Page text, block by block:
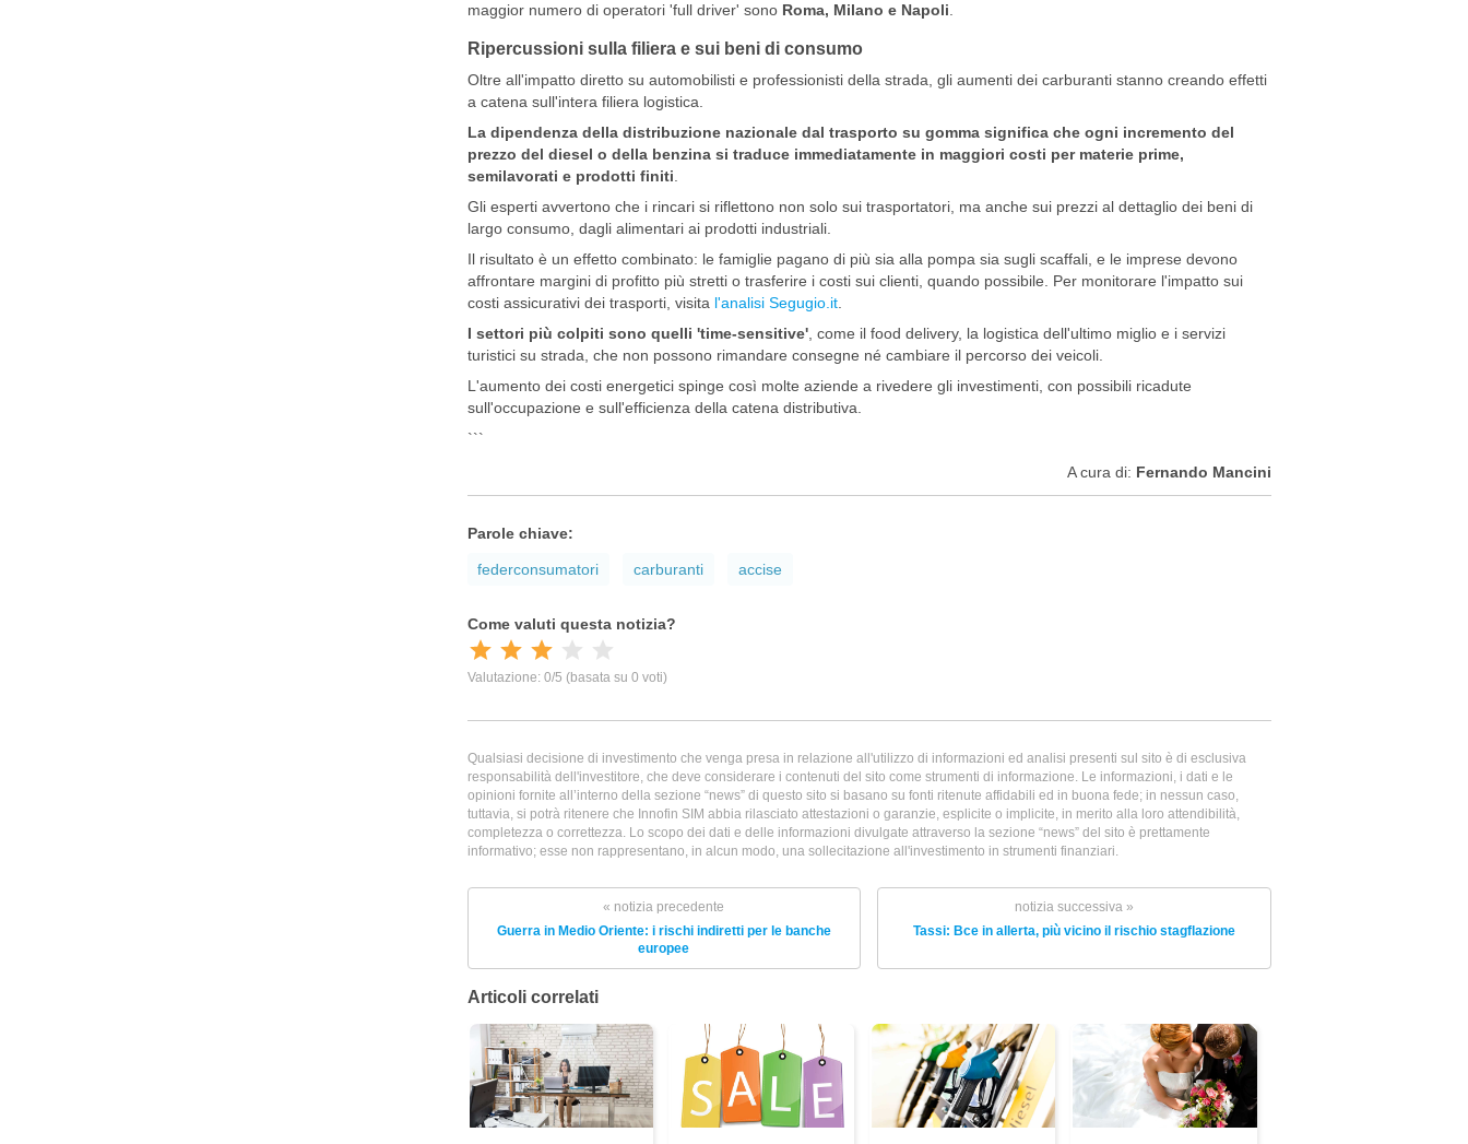
maggior numero di operatori 'full driver' sono Roma, Milano e Napoli
Ripercussioni sulla filiera e sui beni di consumo
Oltre all'impatto diretto su automobilisti e professionisti della strada, gli aumenti dei carburanti stanno creando effetti
a catena sull'intera filiera logistica.
La dipendenza della distribuzione nazionale dal trasporto su gomma significa che ogni incremento del
prezzo del diesel o della benzina si traduce immediatamente in maggiori costi per materie prime,
semilavorati e prodotti finiti
Gli esperti avvertono che i rincari si riflettono non solo sui trasportatori, ma anche sui prezzi al dettaglio dei beni di
largo consumo, dagli alimentari ai prodotti industriali.
Il risultato è un effetto combinato: le famiglie pagano di più sia alla pompa sia sugli scaffali, e le imprese devono
affrontare margini di profitto più stretti o trasferire i costi sui clienti, quando possibile. Per monitorare l'impatto sui
costi assicurativi dei trasporti, visita l'analisi Segugio.it.
I settori più colpiti sono quelli 'time-sensitive', come il food delivery, la logistica dell'ultimo miglio e i servizi
turistici su strada, che non possono rimandare consegne né cambiare il percorso dei veicoli.
L'aumento dei costi energetici spinge così molte aziende a rivedere gli investimenti, con possibili ricadute
sull'occupazione e sull'efficienza della catena distributiva.
```
A cura di: Fernando Mancini
Parole chiave:
federconsumatori carburanti accise
Qualsiasi decisione di investimento che venga presa in relazione all'utilizzo di informazioni ed analisi presenti sul sito è di esclusiva
responsabilità dell'investitore, che deve considerare i contenuti del sito come strumenti di informazione. Le informazioni, i dati e le
opinioni fornite all’interno della sezione “news” di questo sito si basano su fonti ritenute affidabili ed in buona fede; in nessun caso,
tuttavia, si potrà ritenere che Innofin SIM abbia rilasciato attestazioni o garanzie, esplicite o implicite, in merito alla loro attendibilità,
completezza o correttezza. Lo scopo dei dati e delle informazioni divulgate attraverso la sezione “news” del sito è prettamente
informativo; esse non rappresentano, in alcun modo, una sollecitazione all'investimento in strumenti finanziari.
« notizia precedente
Guerra in Medio Oriente: i rischi indiretti per le banche
europee
notizia successiva »
Tassi: Bce in allerta, più vicino il rischio stagflazione
Articoli correlati